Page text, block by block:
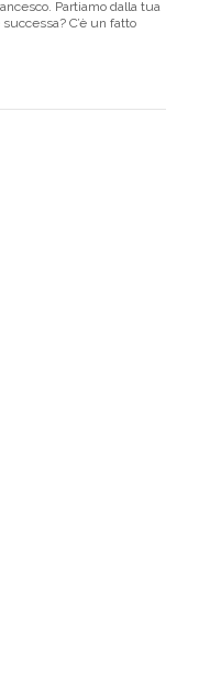
Partiamo dalla tua
C’è un fatto